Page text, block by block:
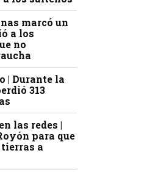
marcó un
a los
no
| Durante la
313
las redes |
para que
a